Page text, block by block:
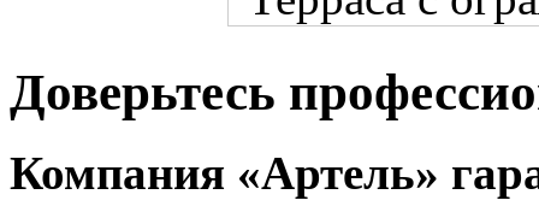
Доверьтесь
Компания «Артель»